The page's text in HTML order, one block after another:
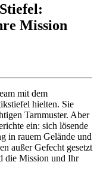
Mission
mit dem
hielten. Sie
Tarnmuster. Aber
ein: sich lösende
in rauem Gelände und
außer Gefecht gesetzt
die Mission und Ihr